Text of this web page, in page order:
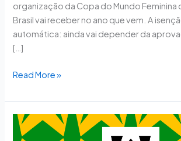
organização da Copa do Mundo Feminina
Brasil vai receber no ano que vem. A
automática: ainda vai depender da
[…]
Read More »
Lei
autoriza